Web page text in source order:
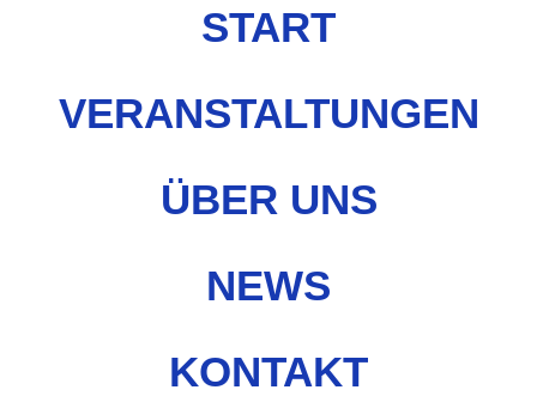
START
VERANSTALTUNGEN
ÜBER UNS
NEWS
KONTAKT